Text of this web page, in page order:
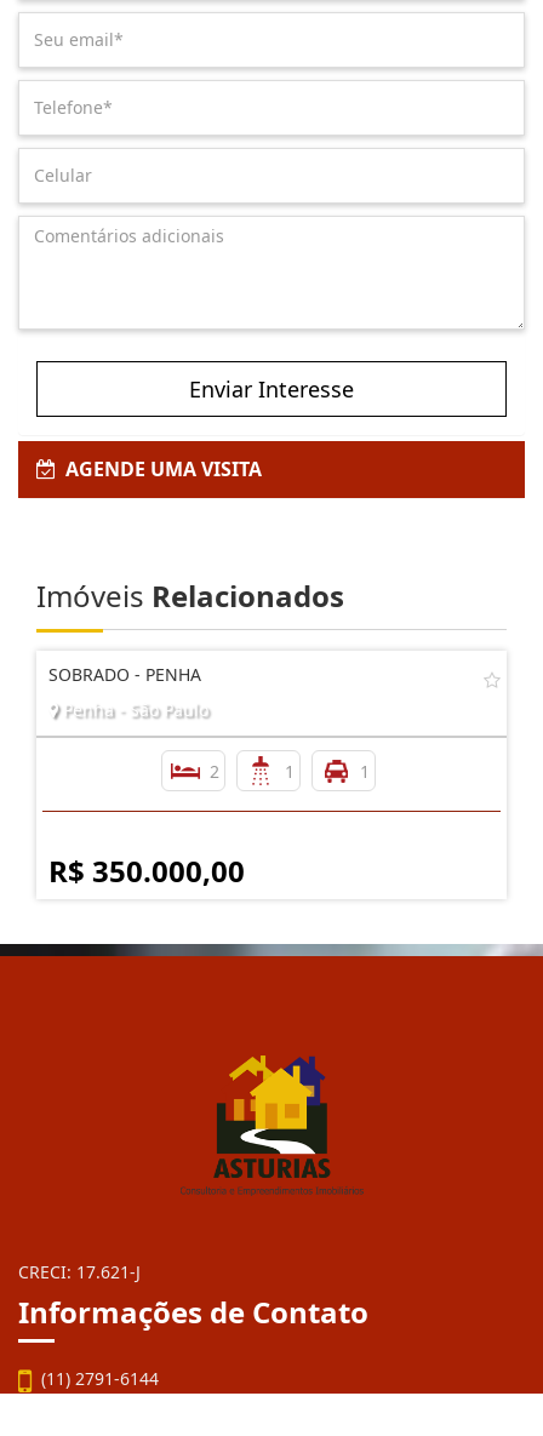
Enviar Interesse
AGENDE UMA VISITA
Imóveis Relacionados
SOBRADO - PENHA
Penha - São Paulo
2 1 1
R$ 350.000,00
CRECI: 17.621-J
Informações de Contato
(11) 2791-6144